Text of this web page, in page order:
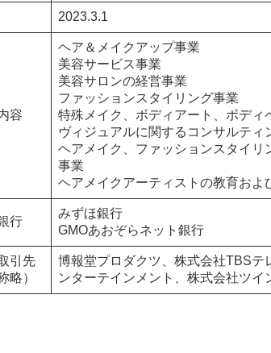
2023.3.1
容
ヘア＆メイクアップ事業
美容サービス事業
美容サロンの経営事業
ファッションスタイリング事業
特殊メイク、ボディアート、ボディ
ヴィジュアルに関するコンサルティ
ヘアメイク、ファッションスタイ
事業
ヘアメイクアーティストの教育およ
行
みずほ銀行
GMOあおぞらネット銀行
引先
略）
博報堂プロダクツ、株式会社TBSテ
ンターテインメント、株式会社ツイ